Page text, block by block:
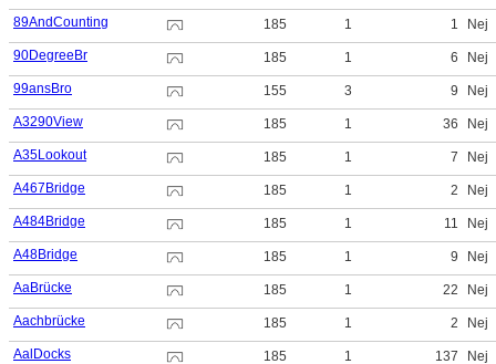
89AndCounting
185 1 1
Nej
90DegreeBr
185 1 6
Nej
99ansBro
155 3 9
Nej
A3290View
185 1 36
Nej
A35Lookout
185 1 7
Nej
A467Bridge
185 1 2
Nej
A484Bridge
185 1 11
Nej
A48Bridge
185 1 9
Nej
AaBrücke
185 1 22
Nej
Aachbrücke
185 1 2
Nej
AalDocks
185 1 137 Nej